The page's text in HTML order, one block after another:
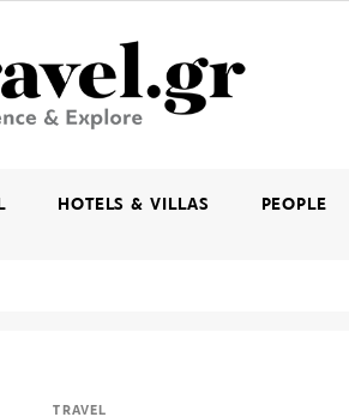
HOTELS & VILLAS PEOPLE
TRAVEL